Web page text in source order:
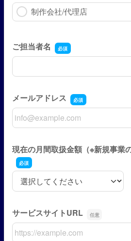
制作会社/代理店
ご担当者名
ご担当者名
メールアドレス
メールアドレス
現在の月間取扱金額（※新規事業
現在の月間取扱金額（※新規事業
サービスサイトURL
サービスサイトURL